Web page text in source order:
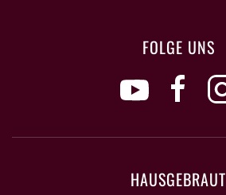
FOLGE UNS
HAUSGEBRAUT